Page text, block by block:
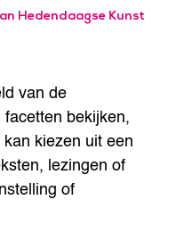
Hedendaagse Kunst
van de
bekijken,
kiezen uit een
lezingen of
of